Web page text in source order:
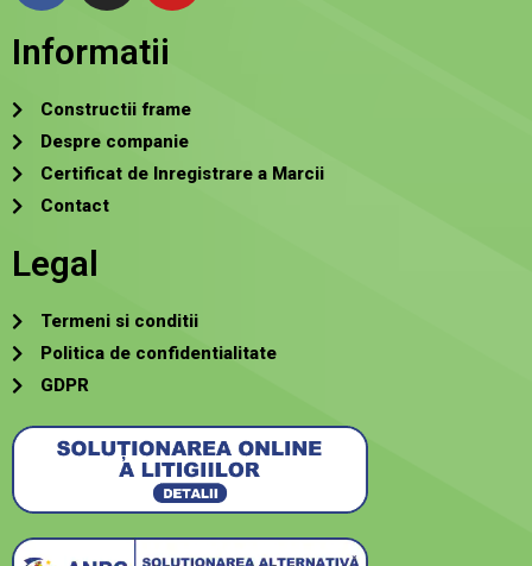
Informatii
Constructii frame
Despre companie
Certificat de Inregistrare a Marcii
Contact
Legal
Termeni si conditii
Politica de confidentialitate
GDPR